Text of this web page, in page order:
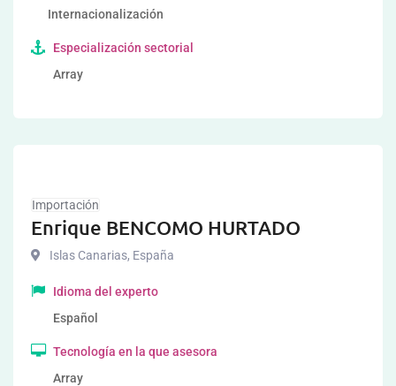
Internacionalización
Especialización sectorial
Array
Importación
Enrique BENCOMO HURTADO
Islas Canarias, España
Idioma del experto
Español
Tecnología en la que asesora
Array